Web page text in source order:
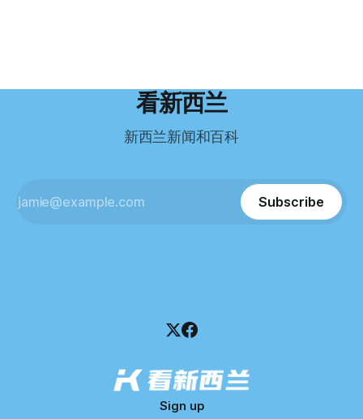
所需的英语门槛。 De Guzman选择了另一项考试——
Pearson Test of English，最终成绩是45分，而申请要求是58
纽币，员工索赔金额仍在核算中。 整体债务规模，已经逼近
这导致公司财务记录尚未完全掌握，资产处置是否合理仍待核
在核查资产出售是否符合市
看新西兰
新西兰新闻和百科
Subscribe
Sign up